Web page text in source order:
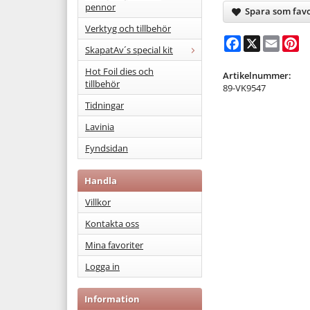
pennor
Verktyg och tillbehör
SkapatAv´s special kit
Hot Foil dies och
tillbehör
Tidningar
Lavinia
Fyndsidan
Handla
Villkor
Kontakta oss
Mina favoriter
Logga in
Information
Spara som
Facebook
X Email
Artikelnummer:
89-VK9547